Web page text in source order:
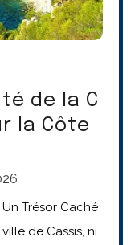
de la C
la Côte
Trésor Caché
de Cassis, ni